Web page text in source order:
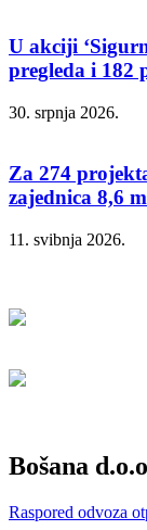
U akciji
pregleda i 182
30. srpnja 2026.
Za 274
zajednica 8,6
11. svibnja 2026.
Bošana
Raspored odvoza